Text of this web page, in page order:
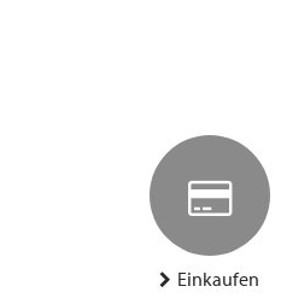
Einkaufen